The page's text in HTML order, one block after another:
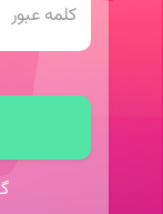
کلمه عبور